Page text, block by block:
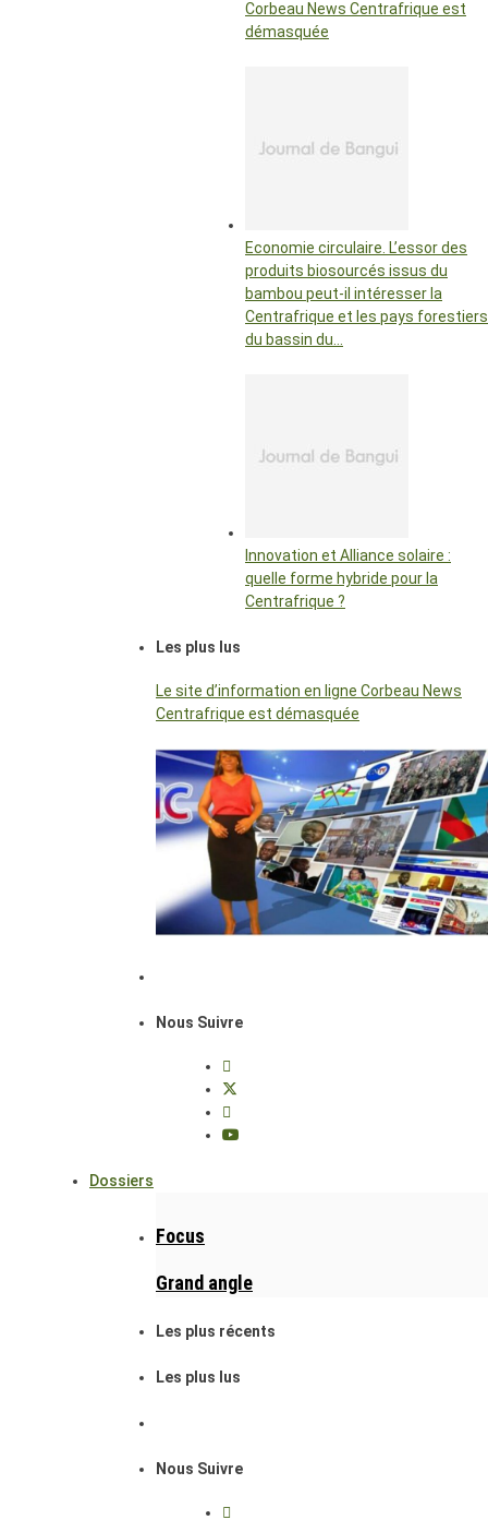
Corbeau News Centrafrique est
démasquée
Economie circulaire. L’essor des
produits biosourcés issus du
bambou peut-il intéresser la
Centrafrique et les pays forestiers
du bassin du…
Innovation et Alliance solaire :
quelle forme hybride pour la
Centrafrique ?
Les plus lus
Le site d’information en ligne Corbeau News
Centrafrique est démasquée
Nous Suivre
Dossiers
Focus
Grand angle
Les plus récents
Les plus lus
Nous Suivre